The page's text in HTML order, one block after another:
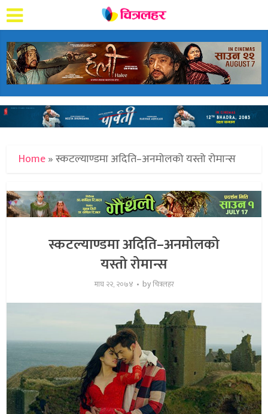
Home»स्कटल्याण्डमा अदिति–अनमोलको यस्तो रोमान्स
स्कटल्याण्डमा अदिति–अनमोलको
यस्तो रोमान्स
माघ २२, २०७४ byचित्रलहर